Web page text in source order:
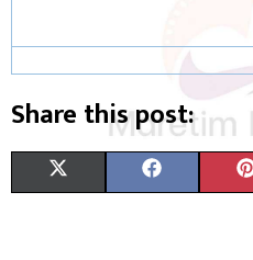
Share this post: